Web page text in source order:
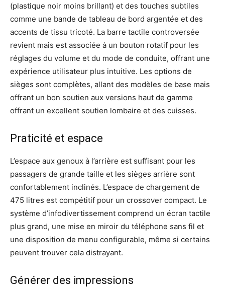
(plastique noir moins brillant) et des touches subtiles
comme une bande de tableau de bord argentée et des
accents de tissu tricoté. La barre tactile controversée
revient mais est associée à un bouton rotatif pour les
réglages du volume et du mode de conduite, offrant une
expérience utilisateur plus intuitive. Les options de
sièges sont complètes, allant des modèles de base mais
offrant un bon soutien aux versions haut de gamme
offrant un excellent soutien lombaire et des cuisses.
Praticité et espace
L’espace aux genoux à l’arrière est suffisant pour les
passagers de grande taille et les sièges arrière sont
confortablement inclinés. L’espace de chargement de
475 litres est compétitif pour un crossover compact. Le
système d’infodivertissement comprend un écran tactile
plus grand, une mise en miroir du téléphone sans fil et
une disposition de menu configurable, même si certains
peuvent trouver cela distrayant.
Générer des impressions